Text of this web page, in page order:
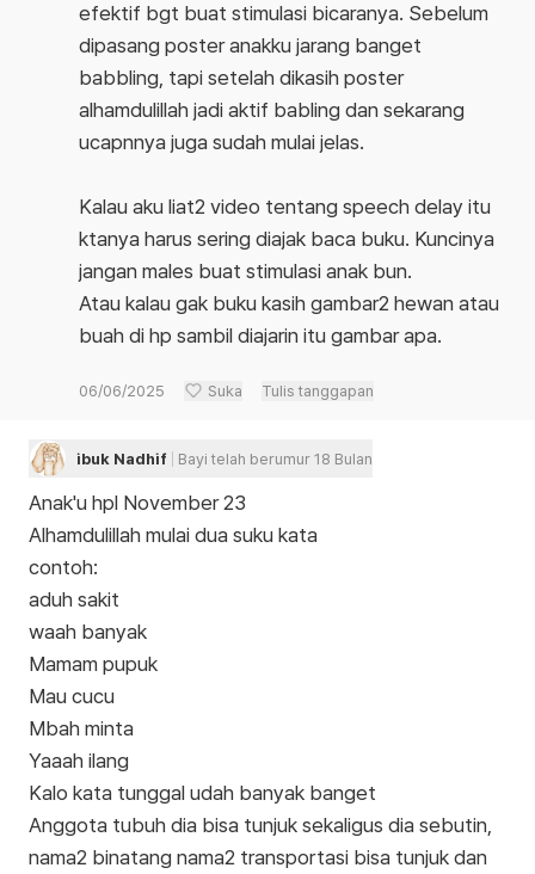
efektif bgt buat stimulasi bicaranya. Sebelum
dipasang poster anakku jarang banget
babbling, tapi setelah dikasih poster
alhamdulillah jadi aktif babling dan sekarang
ucapnnya juga sudah mulai jelas.
Kalau aku liat2 video tentang speech delay itu
ktanya harus sering diajak baca buku. Kuncinya
jangan males buat stimulasi anak bun.
Atau kalau gak buku kasih gambar2 hewan atau
buah di hp sambil diajarin itu gambar apa.
06/06/2025 Suka Tulis tanggapan
ibuk Nadhif Bayi telah berumur 18 Bulan
Anak'u hpl November 23
Alhamdulillah mulai dua suku kata
contoh:
aduh sakit
waah banyak
Mamam pupuk
Mau cucu
Mbah minta
Yaaah ilang
Kalo kata tunggal udah banyak banget
Anggota tubuh dia bisa tunjuk sekaligus dia sebutin,
nama2 binatang nama2 transportasi bisa tunjuk dan